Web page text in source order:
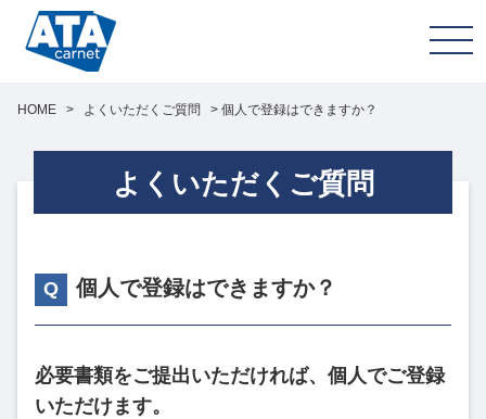
HOME > よくいただくご質問 > 個人で登録はできますか？
よくいただくご質問
個人で登録はできますか？
必要書類をご提出いただければ、個人でご登録
いただけます。